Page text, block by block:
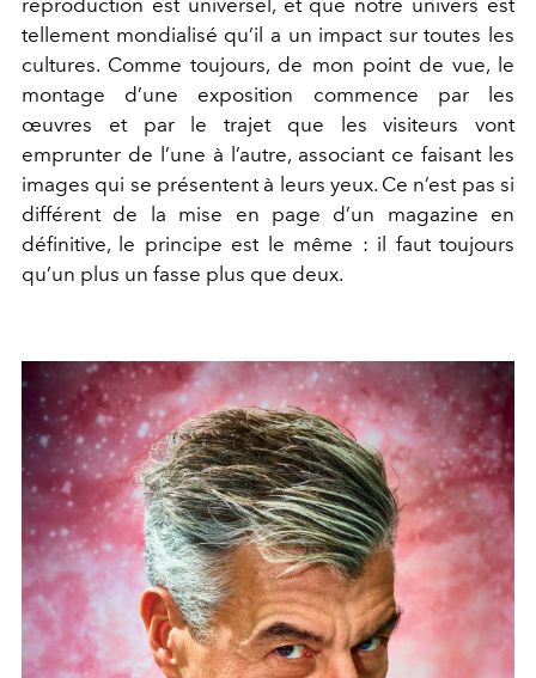
reproduction est universel, et que notre univers est
tellement mondialisé qu’il a un impact sur toutes les
cultures. Comme toujours, de mon point de vue, le
montage d’une exposition commence par les
œuvres et par le trajet que les visiteurs vont
emprunter de l’une à l’autre, associant ce faisant les
images qui se présentent à leurs yeux. Ce n’est pas si
différent de la mise en page d’un magazine en
définitive, le principe est le même : il faut toujours
qu’un plus un fasse plus que deux.